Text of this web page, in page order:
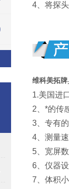
4、将探
维科美拓牌
1.美国进
2、*的传
3、专有
4、测量
5、宽屏
6、仪器
7、体积